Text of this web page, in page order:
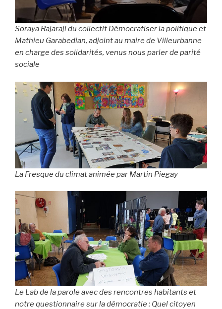
Soraya Rajaraji du collectif Démocratiser la politique et
Mathieu Garabedian, adjoint au maire de Villeurbanne
en charge des solidarités, venus nous parler de parité
sociale
La Fresque du climat animée par Martin Piegay
Le Lab de la parole avec des rencontres habitants et
notre questionnaire sur la démocratie : Quel citoyen